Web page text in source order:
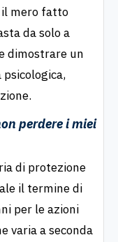
il mero fatto
da solo a
dimostrare un
perdere i miei
di protezione
il termine di
per le azioni
varia a seconda